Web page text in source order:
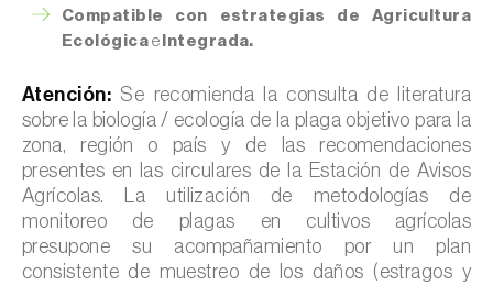
Compatible con estrategias de Agricultura
Ecológica eIntegrada.
Atención: Se recomienda la consulta de literatura
sobre la biología / ecología de la plaga objetivo para la
zona, región o país y de las recomendaciones
presentes en las circulares de la Estación de Avisos
Agrícolas. La utilización de metodologías de
monitoreo de plagas en cultivos agrícolas
presupone su acompañamiento por un plan
consistente de muestreo de los daños (estragos y